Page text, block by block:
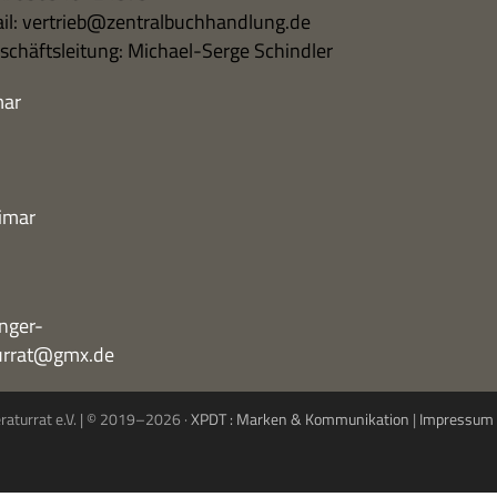
vertrieb@zentralbuchhandlung.de
Michael-Serge Schindler
e.V. | © 2019–2026 ·XPDT : Marken & Kommunikation | Impressum